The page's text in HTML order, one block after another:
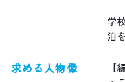
学
泊
求める人物像
【